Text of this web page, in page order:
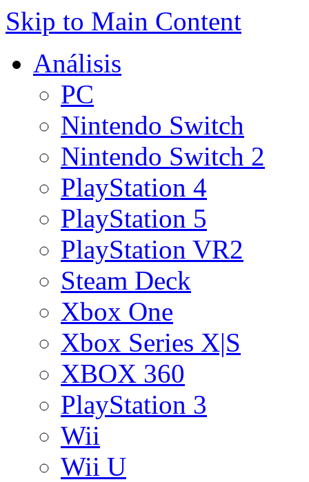
Skip to Main Content
Análisis
PC
Nintendo Switch
Nintendo Switch 2
PlayStation 4
PlayStation 5
PlayStation VR2
Steam Deck
Xbox One
Xbox Series X|S
XBOX 360
PlayStation 3
Wii
Wii U